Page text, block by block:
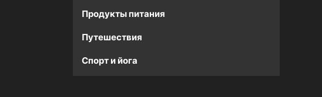
Продукты питания
Путешествия
Спорт и йога